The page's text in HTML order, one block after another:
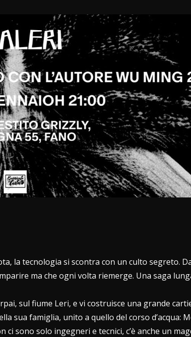
la tecnologia si scontra con un culto segreto.
ma che ogni volta riemerge. Una saga
sul fiume Leri, e vi costruisce una grande
sua famiglia, unito a quello del corso d’acqua:
sono solo ingegneri e tecnici, c’è anche un